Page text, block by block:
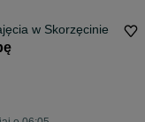
Domki do wynajęcia w Skorzęcinie